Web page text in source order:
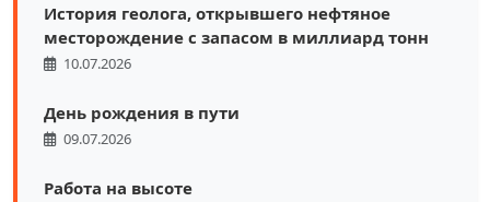
История геолога, открывшего нефтяное
месторождение с запасом в миллиард тонн
10.07.2026
День рождения в пути
09.07.2026
Работа на высоте